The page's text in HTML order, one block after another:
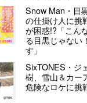
Snow Man・目
の仕掛け人に挑
が困惑!?「こん
る目黒じゃない
す」
SixTONES・ジ
樹、雪山＆カー
危険なロケに挑